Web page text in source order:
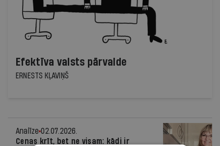
Efektīva valsts pārvalde
ERNESTS KĻAVIŅŠ
Analīze 02.07.2026.
Cenas krīt, bet ne visam: kādi ir